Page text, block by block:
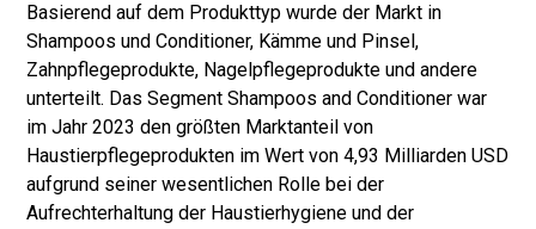
Basierend auf dem Produkttyp wurde der Markt in
Shampoos und Conditioner, Kämme und Pinsel,
Zahnpflegeprodukte, Nagelpflegeprodukte und andere
unterteilt. Das Segment Shampoos and Conditioner war
im Jahr 2023 den größten Marktanteil von
Haustierpflegeprodukten im Wert von 4,93 Milliarden USD
aufgrund seiner wesentlichen Rolle bei der
Aufrechterhaltung der Haustierhygiene und der